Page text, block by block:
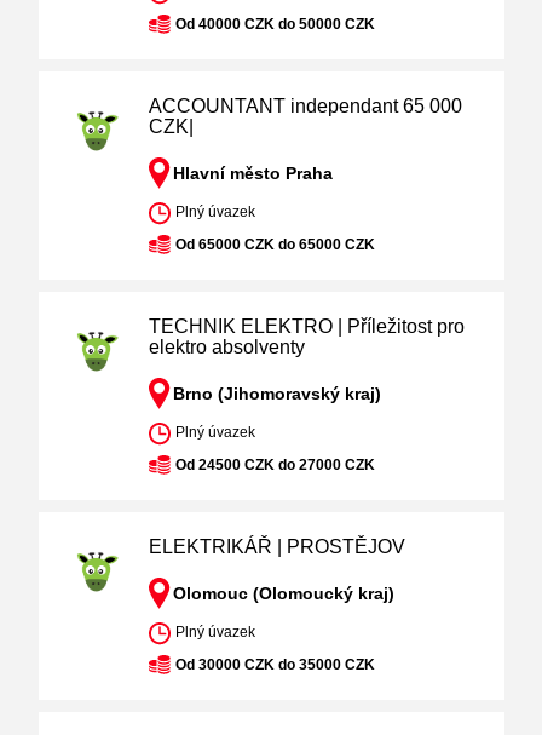
Od 40000 CZK do 50000 CZK
ACCOUNTANT independant 65 000
CZK|
Hlavní město Praha
Plný úvazek
Od 65000 CZK do 65000 CZK
TECHNIK ELEKTRO | Příležitost pro
elektro absolventy
Brno (Jihomoravský kraj)
Plný úvazek
Od 24500 CZK do 27000 CZK
ELEKTRIKÁŘ | PROSTĚJOV
Olomouc (Olomoucký kraj)
Plný úvazek
Od 30000 CZK do 35000 CZK